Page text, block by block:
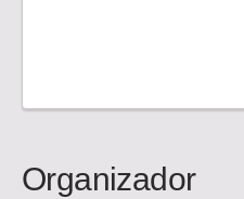
Organizador